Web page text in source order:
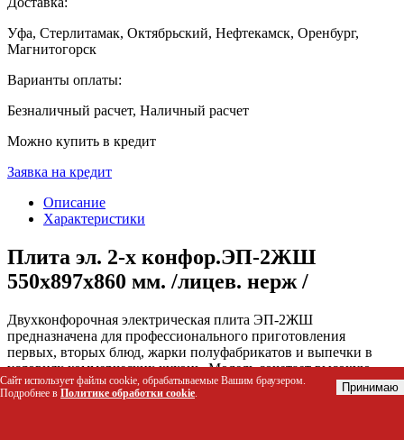
Уфа, Стерлитамак, Октябрьский, Нефтекамск, Оренбург,
Магнитогорск
Варианты оплаты:
Безналичный расчет, Наличный расчет
Можно купить в кредит
Заявка на кредит
Описание
Характеристики
Плита эл. 2-х конфор.ЭП-2ЖШ
550x897x860 мм. /лицев. нерж /
Двухконфорочная электрическая плита ЭП-2ЖШ
предназначена для профессионального приготовления
первых, вторых блюд, жарки полуфабрикатов и выпечки в
условиях коммерческих кухонь. Модель сочетает высокую
скорость нагрева чугунных конфорок с функциональным
жарочным шкафом, обеспечивая непрерывный рабочий
Сайт использует файлы cookie, обрабатываемые Вашим браузером.
Подробнее в Политике обработки cookie. Принимаю